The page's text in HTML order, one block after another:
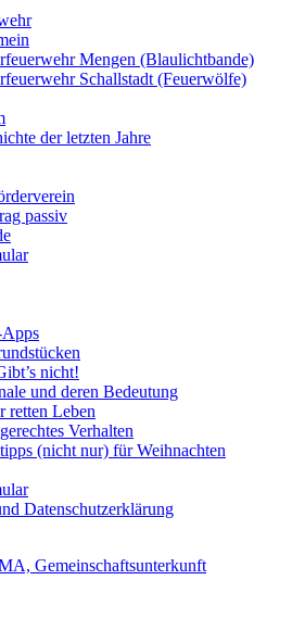
Mengen (Blaulichtbande)
Schallstadt (Feuerwölfe)
der letzten Jahre
passiv
Apps
nicht!
und deren Bedeutung
retten Leben
Verhalten
(nicht nur) für Weihnachten
Datenschutzerklärung
Gemeinschaftsunterkunft